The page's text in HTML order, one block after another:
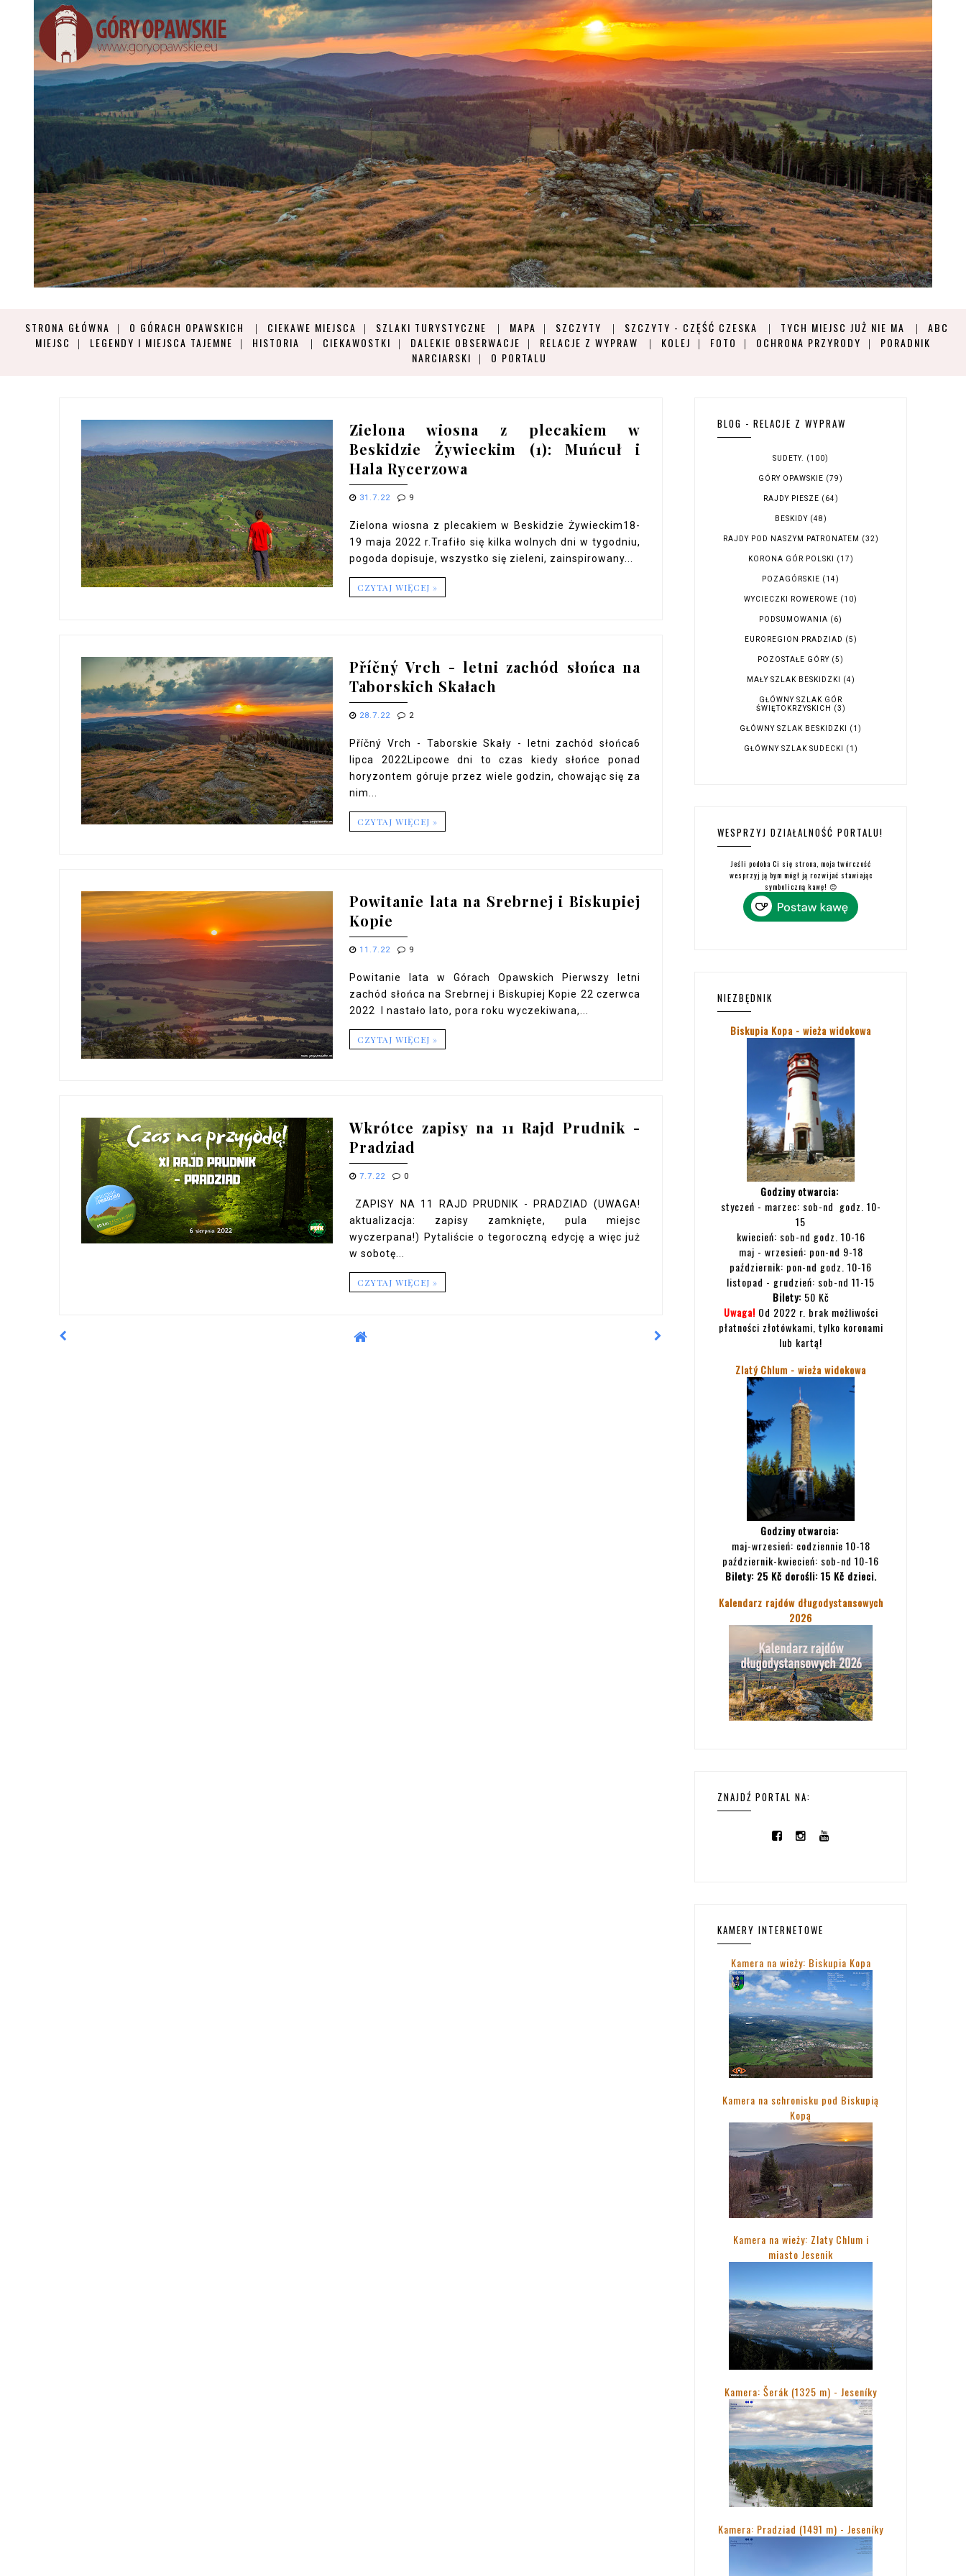
STRONA GŁÓWNA O GÓRACH OPAWSKICH CIEKAWE MIEJSCA SZLAKI TURYSTYCZNE MAPA SZCZYTY SZCZYTY - CZĘŚĆ CZESKA TYCH MIEJSC JUŻ NIE MA
ABC
MIEJSC
LEGENDY I MIEJSCA TAJEMNE HISTORIA CIEKAWOSTKI DALEKIE OBSERWACJE RELACJE Z WYPRAW KOLEJ FOTO OCHRONA PRZYRODY
PORADNIK
NARCIARSKI
O PORTALU
Zielona wiosna z plecakiem w
Beskidzie Żywieckim (1): Muńcuł i
Hala Rycerzowa
31.7.22 9
Zielona wiosna z plecakiem w Beskidzie Żywieckim18-
19 maja 2022 r.Trafiło się kilka wolnych dni w tygodniu,
pogoda dopisuje, wszystko się zieleni, zainspirowany...
CZYTAJ WIĘCEJ »
Příčný Vrch - letni zachód słońca na
Taborskich Skałach
28.7.22 2
Příčný Vrch - Taborskie Skały - letni zachód słońca6
lipca 2022Lipcowe dni to czas kiedy słońce ponad
horyzontem góruje przez wiele godzin, chowając się za
nim...
CZYTAJ WIĘCEJ »
Powitanie lata na Srebrnej i Biskupiej
Kopie
11.7.22 9
Powitanie lata w Górach Opawskich Pierwszy letni
zachód słońca na Srebrnej i Biskupiej Kopie 22 czerwca
2022 I nastało lato, pora roku wyczekiwana,...
CZYTAJ WIĘCEJ »
Wkrótce zapisy na 11 Rajd Prudnik -
Pradziad
7.7.22 0
ZAPISY NA 11 RAJD PRUDNIK - PRADZIAD (UWAGA!
aktualizacja: zapisy zamknięte, pula miejsc
wyczerpana!) Pytaliście o tegoroczną edycję a więc już
w sobotę...
CZYTAJ WIĘCEJ »
BLOG - RELACJE Z WYPRAW
SUDETY. (100)
GÓRY OPAWSKIE (79)
RAJDY PIESZE (64)
BESKIDY (48)
RAJDY POD NASZYM PATRONATEM (32)
KORONA GÓR POLSKI (17)
POZAGÓRSKIE (14)
WYCIECZKI ROWEROWE (10)
PODSUMOWANIA (6)
EUROREGION PRADZIAD (5)
POZOSTAŁE GÓRY (5)
MAŁY SZLAK BESKIDZKI (4)
GŁÓWNY SZLAK GÓR
ŚWIĘTOKRZYSKICH
(3)
GŁÓWNY SZLAK BESKIDZKI (1)
GŁÓWNY SZLAK SUDECKI (1)
WESPRZYJ DZIAŁALNOŚĆ PORTALU!
Jeśli podoba Ci się strona, moja twórczość
wesprzyj ją bym mógł ją rozwijać stawiając
symboliczną kawę! 😊
NIEZBĘDNIK
Biskupia Kopa - wieża widokowa
Godziny otwarcia:
styczeń - marzec: sob-nd godz. 10-
15
kwiecień: sob-nd godz. 10-16
maj - wrzesień: pon-nd 9-18
październik: pon-nd godz. 10-16
listopad - grudzień: sob-nd 11-15
Bilety: 50 Kč
Uwaga! Od 2022 r. brak możliwości
płatności złotówkami, tylko koronami
lub kartą!
Zlatý Chlum - wieża widokowa
Godziny otwarcia:
maj-wrzesień: codziennie 10-18
październik-kwiecień: sob-nd 10-16
Bilety: 25 Kč dorośli: 15 Kč dzieci.
Kalendarz rajdów długodystansowych
2026
ZNAJDŹ PORTAL NA:
KAMERY INTERNETOWE
Kamera na wieży: Biskupia Kopa
Kamera na schronisku pod Biskupią
Kopą
Kamera na wieży: Zlaty Chlum i
miasto Jesenik
Kamera: Šerák (1325 m) - Jeseníky
Kamera: Pradziad (1491 m) - Jeseníky